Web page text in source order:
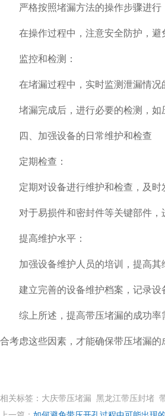
严格按照堵漏方法的操作步骤进行
在操作过程中，注意安全防护，避
监控和检测：
在堵漏过程中，实时监测泄漏情况
堵漏完成后，进行必要的检测，如
四、加强设备的日常维护和检查
定期检查：
定期对设备进行维护和检查，及时
对于易损件和密封件等关键部件，
提高维护水平：
加强设备维护人员的培训，提高其
建立完善的设备维护档案，记录设
综上所述，提高带压堵漏的成功率
合考虑这些因素，才能确保带压堵漏的
相关标签：大庆带压堵漏 黑龙江带压封堵